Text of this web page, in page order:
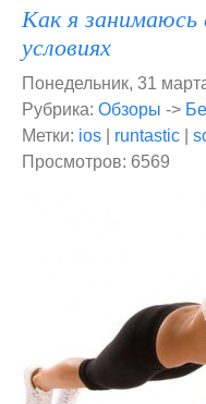
Как я
условиях
Понедельник, 31
Рубрика: Обзоры ->
Метки: ios runtastic
Просмотров: 6569